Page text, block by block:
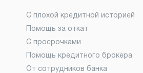
С плохой кредитной историей
Помощь за откат
С просрочками
Помощь кредитного брокера
От сотрудников банка